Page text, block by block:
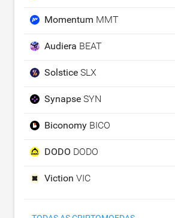
Momentum MMT
Audiera BEAT
Solstice SLX
Synapse SYN
Biconomy BICO
DODO DODO
Viction VIC